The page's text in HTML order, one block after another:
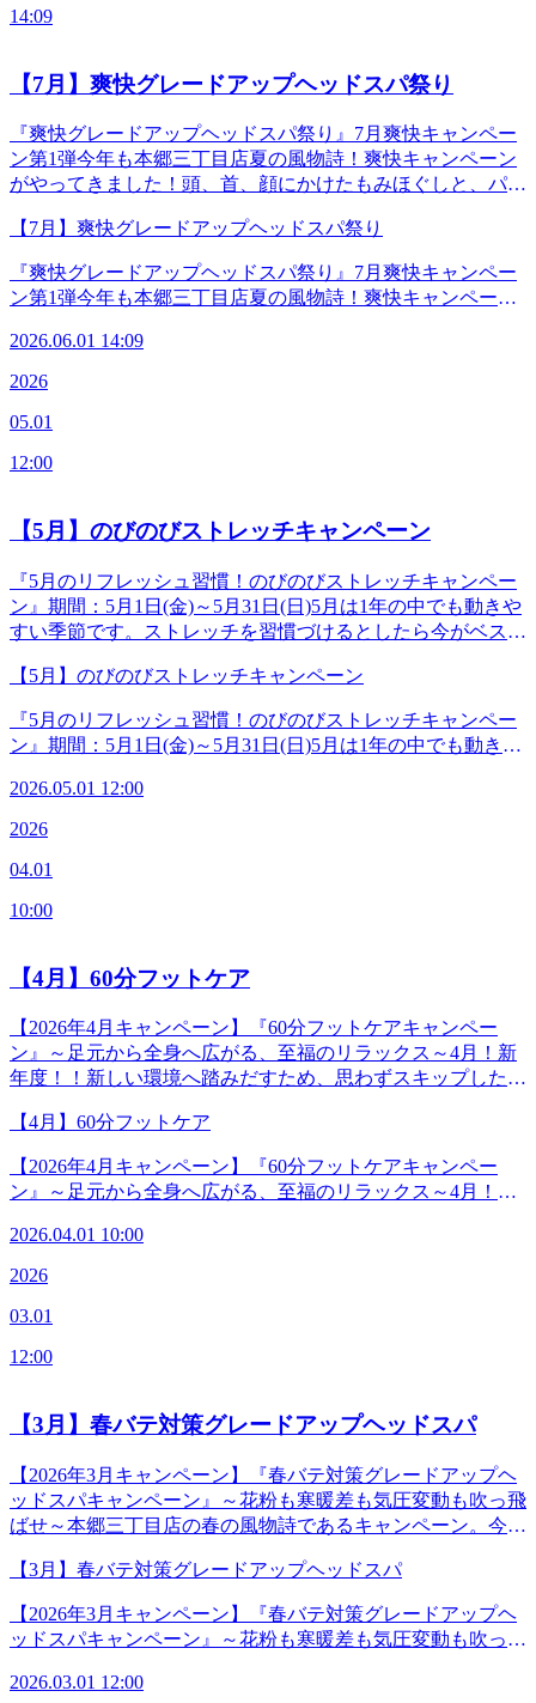
月限定セットコース&gt;☆パイナップル70分コース 爽快フッ
40分+リラク系ボディケア60分 キャンペーン価格14,000円(税
ボディケア80分 キャンペーン価格16,500円(税込)※優待、チ
ラシ、アプリクーポンなどの各種割引利用可、但し複数併用
不可 ◆―――――――◆―――――――◆【マッサージよ
りも気持ちがいい！ 肩甲骨ストレッチ】Re.Ra.Ku 本郷三丁
目店＜電話番号＞03-3830-0160＜住所＞〒113-0033東京都文
京区本郷2-27-17＜営業時間＞平日 12:00-21:00（最終受付
20:20)土日祝 11:00-20:00（最終受付19:20）＜アクセス＞
歩2分】【都営地下鉄大江戸線「本郷三丁目駅」2番出口徒歩
も便利です。◆―――――――◆―――――――◆
でリフレッシュ！天然製油の香りに包まれて、気づけばあな
はあなたの足を軽やかにしちゃいましょう☆【爽快フットケ
ア】30分 5,060円40分 6,380円(全て税込)▶選べる炭酸泡
の香り・ソフトラベンダー or ブルーミングリモーネ&lt;8
月限定セットコース&gt;☆パイナップル70分コース 爽快フッ
トケア40分+リラク系ボディケア30分 キャンペーン価格
40分+リラク系ボディケア60分 キャンペーン価格14,000円(税
ボディケア80分 キャンペーン価格16,500円(税込)※優待、チ
ラシ、アプリクーポンなどの各種割引利用可、但し複数併用
りも気持ちがいい！ 肩甲骨ストレッチ】Re.Ra.Ku 本郷三丁
目店＜電話番号＞03-3830-0160＜住所＞〒113-0033東京都文
20:20)土日祝 11:00-20:00（最終受付19:20）＜アクセス＞
【東京メトロ丸の内線「本郷三丁目駅」本郷通り方面出口徒
も便利です。◆―――――――◆―――――――◆
14:09
【7月】爽快グレードアップヘッドスパ祭り
『爽快グレードアップヘッドスパ祭り』7月爽快キャンペー
ン第1弾今年も本郷三丁目店夏の風物詩！爽快キャンペーン
がやってきました！頭、首、顔にかけたもみほぐしと、パチ
は天然製油の香りを使った2種をご用意しました。うだるよ
うな暑い夏、気分をリフレッシュしたい方はぜひお試しくだ
さいね！【爽快グレードアップヘッドスパ30分】 5,830円
(税込) ※単品予約可 ▶選べる炭酸泡の香り ・ソフトラ
ベンダー or ブルーミングリモーネ&lt;7月限定セットコー
グレードアップヘッドスパ30分 キャンペーン価格10,000円
(税込)☆ウミガメ100分コース リラク系ボディケア70分+爽快
グレードアップヘッドスパ30分 キャンペーン価格14,500円
(税込)☆マンタ120分コース リラク系ボディケア90分+爽快グ
可、但し複数併用不可↓お試しメニュー↓【爽快ヘッドスパ20
アのコースと一緒にご利用いただけま
す。 ◆―――――――◆―――――――◆【マッサージよ
りも気持ちがいい！ 肩甲骨ストレッチ】Re.Ra.Ku 本郷三丁
目店＜電話番号＞03-3830-0160＜住所＞〒113-0033東京都文
京区本郷2-27-17＜営業時間＞平日 12:00-21:00（最終受付
20:20)土日祝 11:00-20:00（最終受付19:20）＜アクセス＞
【東京メトロ丸の内線「本郷三丁目駅」本郷通り方面出口徒
歩2分】【都営地下鉄大江戸線「本郷三丁目駅」2番出口徒歩
3分】※御茶ノ水、湯島、水道橋、後楽園、春日、上野から
【7月】爽快グレードアップヘッドスパ祭り
『爽快グレードアップヘッドスパ祭り』7月爽快キャンペー
ン第1弾今年も本郷三丁目店夏の風物詩！爽快キャンペーン
パチ弾ける炭酸泡で頭皮サッパリ！気分爽快♪今回の炭酸泡
は天然製油の香りを使った2種をご用意しました。うだるよ
さいね！【爽快グレードアップヘッドスパ30分】 5,830円
ベンダー or ブルーミングリモーネ&lt;7月限定セットコー
グレードアップヘッドスパ30分 キャンペーン価格10,000円
(税込)☆ウミガメ100分コース リラク系ボディケア70分+爽快
グレードアップヘッドスパ30分 キャンペーン価格14,500円
(税込)☆マンタ120分コース リラク系ボディケア90分+爽快グ
レードアップヘッドスパ30分 キャンペーン価格16,500円(税
可、但し複数併用不可↓お試しメニュー↓【爽快ヘッドスパ20
アのコースと一緒にご利用いただけま
す。 ◆―――――――◆―――――――◆【マッサージよ
目店＜電話番号＞03-3830-0160＜住所＞〒113-0033東京都文
京区本郷2-27-17＜営業時間＞平日 12:00-21:00（最終受付
【東京メトロ丸の内線「本郷三丁目駅」本郷通り方面出口徒
歩2分】【都営地下鉄大江戸線「本郷三丁目駅」2番出口徒歩
3分】※御茶ノ水、湯島、水道橋、後楽園、春日、上野から
2026.06.01 14:09
2026
05.01
12:00
【5月】のびのびストレッチキャンペーン
『5月のリフレッシュ習慣！のびのびストレッチキャンペー
ン』期間：5月1日(金)～5月31日(日)5月は1年の中でも動きや
すい季節です。ストレッチを習慣づけるとしたら今がベスト
間を行います！自分の体のどこか伸びにくいのか、疲れやす
い部分はどこなのかスタッフと一緒にぜひ探してくださ
い！！&lt;5月限定セットコース&gt;☆ストレッチ三昧Aセッ
ト100分 肩くびリフレッシュコース80分+脚こしストレッチ
20分 キャンペーン価格14,500円(税込)☆肩くびストレッチB
分 キャンペーン価格14,000円(税込)☆肩くびストレッチCセ
ア20分 キャンペーン価格14,500円(税込)☆脚こしストレッチ
Dセット100分 脚こしリフレッシュコース80分+ヘッドスパ
分 キャンペーン価格14,000円(税
も気持ちがいい！ 肩甲骨ストレッチ】Re.Ra.Ku 本郷三丁目
店＜電話番号＞03-3830-0160＜住所＞〒113-0033東京都文京
区本郷2-27-17＜営業時間＞平日 12:00-21:00（最終受付
20:20)土日祝 11:00-20:00（最終受付19:20）＜アクセス＞
【東京メトロ丸の内線「本郷三丁目駅」本郷通り方面出口徒
歩2分】【都営地下鉄大江戸線「本郷三丁目駅」2番出口徒歩
3分】※御茶ノ水、湯島、水道橋、後楽園、春日、上野から
【5月】のびのびストレッチキャンペーン
『5月のリフレッシュ習慣！のびのびストレッチキャンペー
ン』期間：5月1日(金)～5月31日(日)5月は1年の中でも動きや
タイミング♪本郷三丁目店ではこの1か月、ストレッチ強化月
間を行います！自分の体のどこか伸びにくいのか、疲れやす
い！！&lt;5月限定セットコース&gt;☆ストレッチ三昧Aセッ
20分 キャンペーン価格14,500円(税込)☆肩くびストレッチB
分 キャンペーン価格14,000円(税込)☆肩くびストレッチCセ
ット100分 肩くびリフレッシュコース80分+オイルハンドケ
ア20分 キャンペーン価格14,500円(税込)☆脚こしストレッチ
Dセット100分 脚こしリフレッシュコース80分+ヘッドスパ
20分 キャンペーン価格14,000円(税込)☆脚こしストレッチC
分 キャンペーン価格14,000円(税
も気持ちがいい！ 肩甲骨ストレッチ】Re.Ra.Ku 本郷三丁目
店＜電話番号＞03-3830-0160＜住所＞〒113-0033東京都文京
20:20)土日祝 11:00-20:00（最終受付19:20）＜アクセス＞
【東京メトロ丸の内線「本郷三丁目駅」本郷通り方面出口徒
3分】※御茶ノ水、湯島、水道橋、後楽園、春日、上野から
も便利です。◆―――――――◆―――――――◆
2026.05.01 12:00
2026
04.01
10:00
【4月】60分フットケア
【2026年4月キャンペーン】『60分フットケアキャンペー
ン』～足元から全身へ広がる、至福のリラックス～4月！新
年度！！新しい環境へ踏みだすため、思わずスキップしたく
らはぎ、膝裏、そして膝上10センチのひざ周りまで、脚全体
をしっかりほぐしていく“60分だけのスペシャルなフットケ
ア”です！反射区へのアプローチにより、脚だけでなく全身
の疲労や不調にも間接的に働きかけることが期待できます。
暖かく出歩きやすい季節、軽い足元がきっとあなたを素敵な
ルフットケア60分』 9.020円(税込)&lt;セットコース
+リラク系ボディケア40分 キャンペーン価格14,500円(税
込)☆120分ふわとろオムレツコース スペシャルフットケア
60分+リラク系ボディケア90分 キャンペーン価格19,000円(税
も気持ちがいい！ 肩甲骨ストレッチ】Re.Ra.Ku 本郷三丁目
店＜電話番号＞03-3830-0160＜住所＞〒113-0033東京都文京
区本郷2-27-17＜営業時間＞平日 12:00-21:00（最終受付
20:20)土日祝 11:00-20:00（最終受付19:20）＜アクセス＞
【東京メトロ丸の内線「本郷三丁目駅」本郷通り方面出口徒
歩2分】【都営地下鉄大江戸線「本郷三丁目駅」2番出口徒歩
3分】※御茶ノ水、湯島、水道橋、後楽園、春日、上野から
も便利です。◆―――――――◆―――――――◆
【4月】60分フットケア
【2026年4月キャンペーン】『60分フットケアキャンペー
ン』～足元から全身へ広がる、至福のリラックス～4月！新
なるようなフットワークの軽い身体へ☆足裏の反射区、ふく
らはぎ、膝裏、そして膝上10センチのひざ周りまで、脚全体
ア”です！反射区へのアプローチにより、脚だけでなく全身
暖かく出歩きやすい季節、軽い足元がきっとあなたを素敵な
ルフットケア60分』 9.020円(税込)&lt;セットコース
&gt;☆100分たまごサンドコース スペシャルフットケア60分
+リラク系ボディケア40分 キャンペーン価格14,500円(税
込)☆120分ふわとろオムレツコース スペシャルフットケア
60分+リラク系ボディケア60分 キャンペーン価格16,000円(税
60分+リラク系ボディケア90分 キャンペーン価格19,000円(税
も気持ちがいい！ 肩甲骨ストレッチ】Re.Ra.Ku 本郷三丁目
店＜電話番号＞03-3830-0160＜住所＞〒113-0033東京都文京
20:20)土日祝 11:00-20:00（最終受付19:20）＜アクセス＞
2026.04.01 10:00
2026
03.01
12:00
【3月】春バテ対策グレードアップヘッドスパ
【2026年3月キャンペーン】『春バテ対策グレードアップヘ
ッドスパキャンペーン』～花粉も寒暖差も気圧変動も吹っ飛
ばせ～本郷三丁目店の春の風物詩であるキャンペーン。今年
バテとは ／3月～4月は寒暖差が激しく気圧変動も多い季節
の変わり目。さらに生活環境の変化(新年度、進学、転勤な
ど)によるストレスも重なり自律神経が乱れて心身に不調が
現れる状態を指します。“春バテ対策グレードアップヘッド
スパ”は首や頭、顔周りをじっくりとほぐし、深いリラック
【3月】春バテ対策グレードアップヘッドスパ
【2026年3月キャンペーン】『春バテ対策グレードアップヘ
ッドスパキャンペーン』～花粉も寒暖差も気圧変動も吹っ飛
から名前をリニューアルし、満を持して登場します！＼ 春
2026.03.01 12:00